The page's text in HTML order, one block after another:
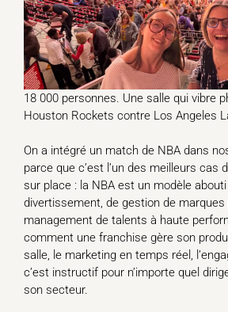
18 000 personnes. Une salle qui vibre
Houston Rockets contre Los Angeles
On a intégré un match de NBA dans
parce que c’est l’un des meilleurs cas
sur place : la NBA est un modèle
divertissement, de gestion de
management de talents à haute
comment une franchise gère son
salle, le marketing en temps réel,
c’est instructif pour n’importe quel
son secteur.